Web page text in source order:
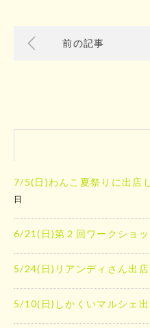
前の記事
7/5(日)わんこ夏祭りに出店
日
6/21(日)第２回ワークショッ
5/24(日)リアンディさん出店
5/10(日)しかくいマルシェ出